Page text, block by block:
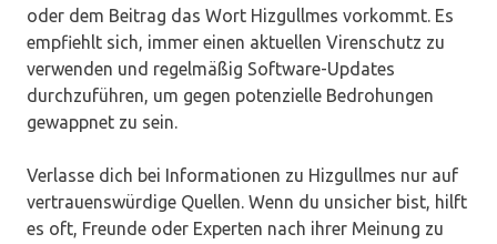
oder dem Beitrag das Wort Hizgullmes vorkommt. Es
empfiehlt sich, immer einen aktuellen Virenschutz zu
verwenden und regelmäßig Software-Updates
durchzuführen, um gegen potenzielle Bedrohungen
gewappnet zu sein.
Verlasse dich bei Informationen zu Hizgullmes nur auf
vertrauenswürdige Quellen. Wenn du unsicher bist, hilft
es oft, Freunde oder Experten nach ihrer Meinung zu